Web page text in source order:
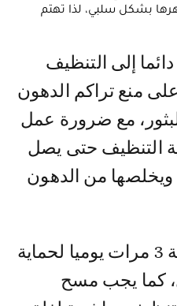
بشكل سلبي، لذا تهتم
منع تراكم الدهون
مع ضرورة عمل
التنظيف حتى يصل
من الدهون
ويجب تكرر هذه العملية 3 مرات يوميا لحماية
كما يجب مسح